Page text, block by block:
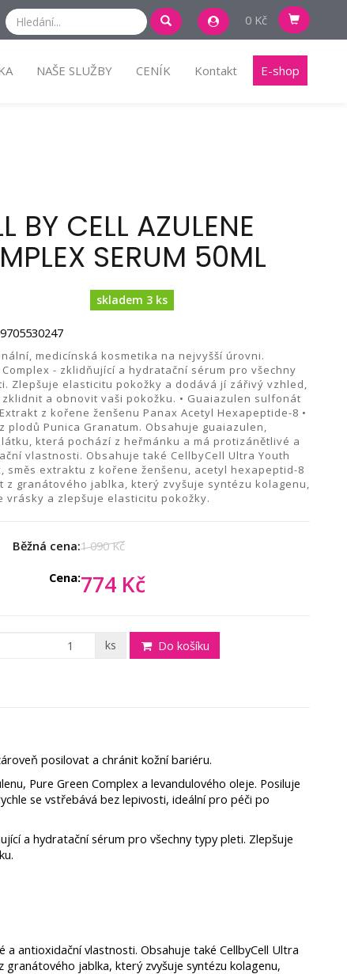
0 Kč
NAŠE SLUŽBY CENÍK Kontakt E-shop
BY CELL AZULENE
SERUM 50ML
skladem 3 ks
medicínská kosmetika na nejvyšší úrovni.
- zklidňující a hydratační sérum pro všechny
Zlepšuje elasticitu pokožky a dodává jí zářivý vzhled,
a obnovit vaši pokožku. • Guaiazulen sulfonát
Extrakt z kořene ženšenu Panax Acetyl Hexapeptide-8 •
plodů Punica Granatum. Obsahuje guaiazulen,
která pochází z heřmánku a má protizánětlivé a
vlastnosti. Obsahuje také CellbyCell Ultra Youth
směs extraktu z kořene ženšenu, acetyl hexapeptid-8
z granátového jablka, který zvyšuje syntézu kolagenu,
vrásky a zlepšuje elasticitu pokožky.
Běžná cena:1 090 Kč
Cena:774 Kč
ks Do košíku
posilovat a chránit kožní bariéru.
Pure Green Complex a levandulového oleje. Posiluje
se vstřebává bez lepivosti, ideální pro péči po
a hydratační sérum pro všechny typy pleti. Zlepšuje
antioxidační vlastnosti. Obsahuje také CellbyCell Ultra
jablka, který zvyšuje syntézu kolagenu,